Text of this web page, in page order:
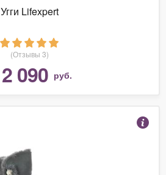
Угги Lifexpert
(Отзывы 3)
2 090 руб.